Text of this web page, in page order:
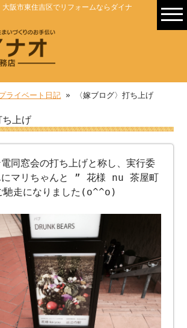
阪市東住吉区でリフォームならダイナ
ライベート日記 » 〈嫁ブログ〉打ち上げ
ち上げ
同窓会の打ち上げと称し、実行委
にマリちゃんと ” 花様 nu 茶屋町
馳走になりました(o^^o)